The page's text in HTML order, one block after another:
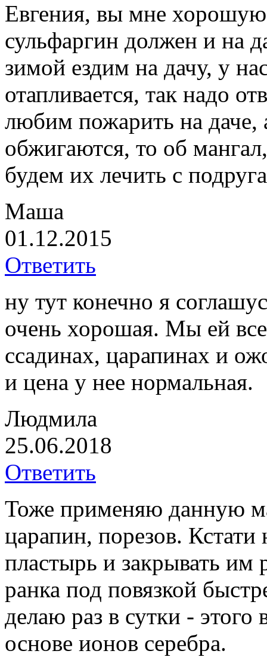
Евгения, вы мне
сульфаргин должен и на
зимой ездим на дачу, у
отапливается, так надо
любим пожарить на
обжигаются, то об
будем их лечить с
Маша
01.12.2015
Ответить
ну тут конечно я
очень хорошая. Мы ей
ссадинах, царапинах и
и цена у нее нормальная.
Людмила
25.06.2018
Ответить
Тоже применяю данную
царапин, порезов.
пластырь и закрывать им
ранка под повязкой
делаю раз в сутки - этого
основе ионов серебра.